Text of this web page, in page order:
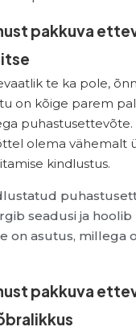
pakkuva
te ka pole,
on kõige parem
puhastusettevõte.
olema vähemalt
kindlustus.
seadusi ja hoolib
on asutus, millega
pakkuva